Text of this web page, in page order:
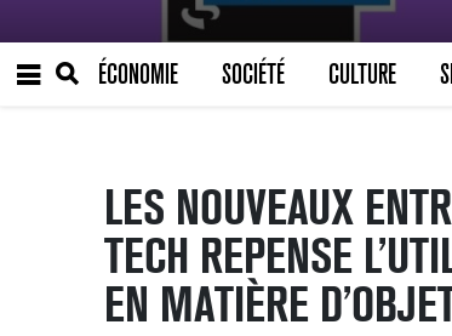
ÉCONOMIE SOCIÉTÉ CULTURE
LES NOUVEAUX
TECH REPENSE
EN MATIÈRE